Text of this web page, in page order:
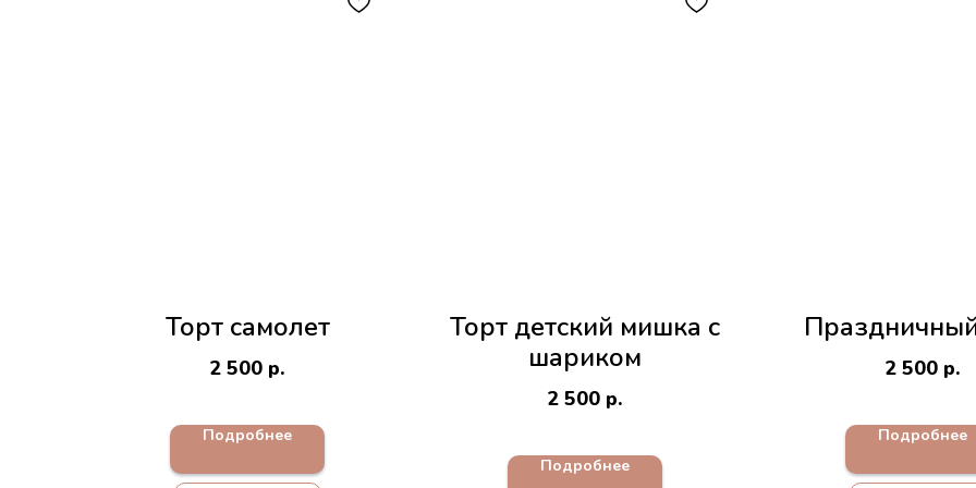
Торт самолет
2 500 р.
Подробнее
Торт детский мишка с
шариком
2 500 р.
Подробнее
2 500 р.
Подробнее